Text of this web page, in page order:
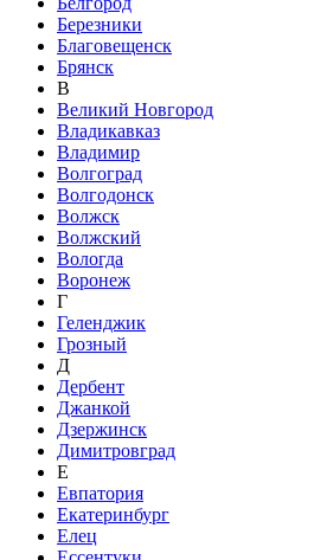
Березники
Благовещенск
Брянск
В
Великий Новгород
Владикавказ
Владимир
Волгоград
Волгодонск
Волжск
Волжский
Вологда
Воронеж
Г
Геленджик
Грозный
Д
Дербент
Джанкой
Дзержинск
Димитровград
Е
Евпатория
Екатеринбург
Елец